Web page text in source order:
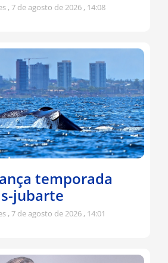
7 de agosto de 2026 14:08
temporada
jubarte
7 de agosto de 2026 14:01